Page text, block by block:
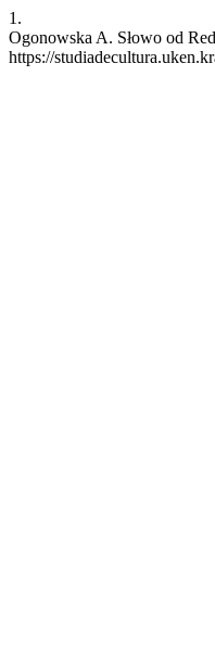
1.
Ogonowska A. Słowo od
https://